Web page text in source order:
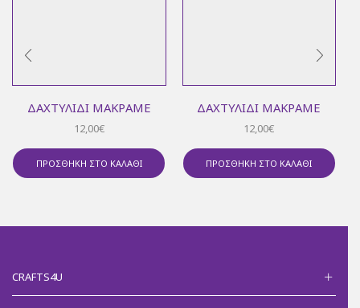
ΔΑΧΤΥΛΊΔΙ ΜΑΚΡΑΜΈ
12,00€
ΠΡΟΣΘΉΚΗ ΣΤΟ ΚΑΛΆΘΙ
ΔΑΧΤΥΛΊΔΙ ΜΑΚΡΑΜΈ
12,00€
ΠΡΟΣΘΉΚΗ ΣΤΟ ΚΑΛΆΘΙ
CRAFTS4U